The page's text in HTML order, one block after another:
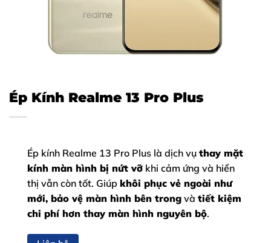
Ép Kính Realme 13 Pro Plus
Ép kính Realme 13 Pro Plus là dịch vụ thay mặt
kính màn hình bị nứt vỡ khi cảm ứng và hiển
thị vẫn còn tốt. Giúp khôi phục vẻ ngoài như
mới, bảo vệ màn hình bên trong và tiết kiệm
chi phí hơn thay màn hình nguyên bộ.